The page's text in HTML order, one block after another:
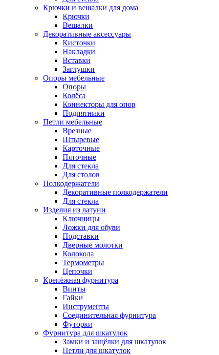
Крючки и вешалки для дома
Крючки
Вешалки
Декоративные аксессуары
Кисточки
Накладки
Вставки
Заглушки
Опоры мебельные
Опоры
Колёса
Коннекторы для опор
Подпятники
Петли мебельные
Врезные
Штыревые
Карточные
Пяточные
Для стекла
Для столов
Полкодержатели
Декоративные полкодержатели
Для стекла
Изделия из латуни
Ключницы
Ложки для обуви
Подставки
Дверные молотки
Колокола
Термометры
Цепочки
Крепёжная фурнитура
Винты
Гайки
Инструменты
Соединительная фурнитура
Футорки
Фурнитура для шкатулок
Замки и защёлки для шкатулок
Петли для шкатулок